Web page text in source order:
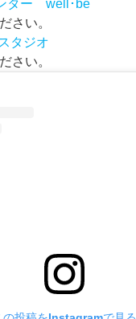
ター well･be
さい。
タジオ
さい。